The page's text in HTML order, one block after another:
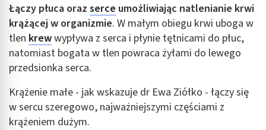
Łączy płuca oraz serce umożliwiając natlenianie krwi
krążącej w organizmie. W małym obiegu krwi uboga w
tlen krewwypływa z serca i płynie tętnicami do płuc,
natomiast bogata w tlen powraca żyłami do lewego
przedsionka serca.
Krążenie małe - jak wskazuje dr Ewa Ziółko - łączy się
w sercu szeregowo, najważniejszymi częściami z
krążeniem dużym.